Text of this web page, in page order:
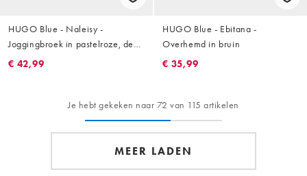
HUGO Blue - Naleisy -
Joggingbroek in pastelroze, deel
van co-ord set
€ 42,99
HUGO Blue - Ebitana -
Overhemd in bruin
€ 35,99
Je hebt gekeken naar 72 van 115 artikelen
MEER LADEN